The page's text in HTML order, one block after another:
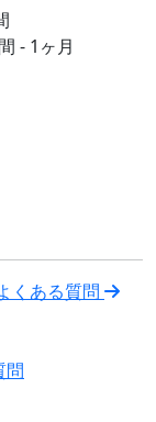
- 1ヶ月
くある質問
問